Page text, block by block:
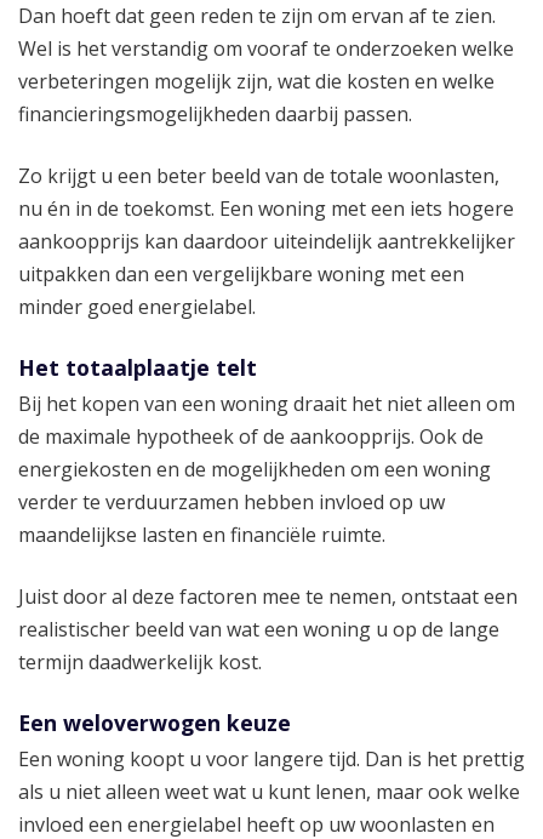
Dan hoeft dat geen reden te zijn om ervan af te zien.
Wel is het verstandig om vooraf te onderzoeken welke
verbeteringen mogelijk zijn, wat die kosten en welke
financieringsmogelijkheden daarbij passen.
Zo krijgt u een beter beeld van de totale woonlasten,
nu én in de toekomst. Een woning met een iets hogere
aankoopprijs kan daardoor uiteindelijk aantrekkelijker
uitpakken dan een vergelijkbare woning met een
minder goed energielabel.
Het totaalplaatje telt
Bij het kopen van een woning draait het niet alleen om
de maximale hypotheek of de aankoopprijs. Ook de
energiekosten en de mogelijkheden om een woning
verder te verduurzamen hebben invloed op uw
maandelijkse lasten en financiële ruimte.
Juist door al deze factoren mee te nemen, ontstaat een
realistischer beeld van wat een woning u op de lange
termijn daadwerkelijk kost.
Een weloverwogen keuze
Een woning koopt u voor langere tijd. Dan is het prettig
als u niet alleen weet wat u kunt lenen, maar ook welke
invloed een energielabel heeft op uw woonlasten en